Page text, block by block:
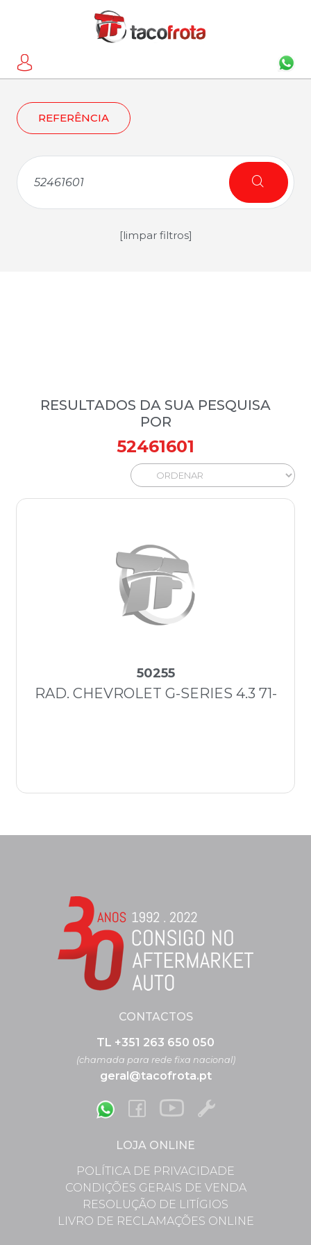
REFERÊNCIA
[limpar filtros]
RESULTADOS DA SUA PESQUISA
POR
52461601
50255
RAD. CHEVROLET G-SERIES 4.3 71-
CONTACTOS
TL +351 263 650 050
(chamada para rede fixa nacional)
geral@tacofrota.pt
LOJA ONLINE
POLÍTICA DE PRIVACIDADE
CONDIÇÕES GERAIS DE VENDA
RESOLUÇÃO DE LITÍGIOS
LIVRO DE RECLAMAÇÕES ONLINE